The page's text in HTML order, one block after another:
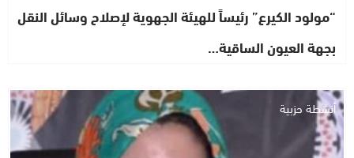
“مولود الكيرع” رئيساً للهيئة الجهوية لإصلاح وسائل النقل
بجهة العيون الساقية…
أنشطة حزبية